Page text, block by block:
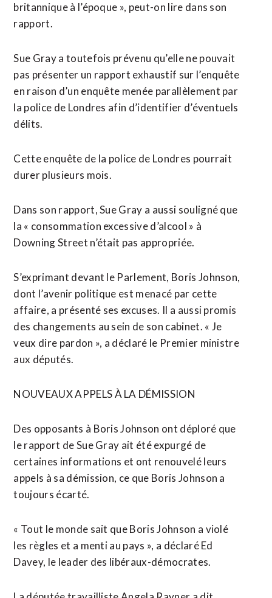
britannique à l’époque », peut-on lire dans son
rapport.
Sue Gray a toutefois prévenu qu’elle ne pouvait
pas présenter un rapport exhaustif sur l’enquête
en raison d’un enquête menée parallèlement par
la police de Londres afin d’identifier d’éventuels
délits.
Cette enquête de la police de Londres pourrait
durer plusieurs mois.
Dans son rapport, Sue Gray a aussi souligné que
la « consommation excessive d’alcool » à
Downing Street n’était pas appropriée.
S’exprimant devant le Parlement, Boris Johnson,
dont l’avenir politique est menacé par cette
affaire, a présenté ses excuses. Il a aussi promis
des changements au sein de son cabinet. « Je
veux dire pardon », a déclaré le Premier ministre
aux députés.
NOUVEAUX APPELS À LA DÉMISSION
Des opposants à Boris Johnson ont déploré que
le rapport de Sue Gray ait été expurgé de
certaines informations et ont renouvelé leurs
appels à sa démission, ce que Boris Johnson a
toujours écarté.
« Tout le monde sait que Boris Johnson a violé
les règles et a menti au pays », a déclaré Ed
Davey, le leader des libéraux-démocrates.